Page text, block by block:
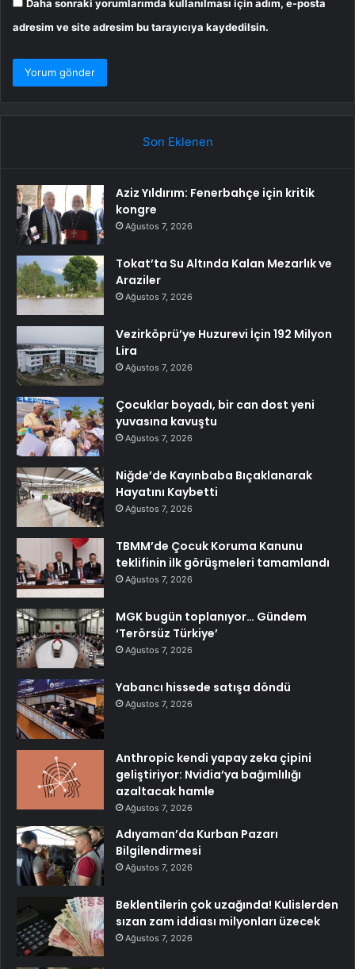
Daha sonraki yorumlarımda kullanılması için adım, e-posta
adresim ve site adresim bu tarayıcıya kaydedilsin.
Son Eklenen
Aziz Yıldırım: Fenerbahçe için kritik
kongre
Ağustos 7, 2026
Tokat’ta Su Altında Kalan Mezarlık ve
Araziler
Ağustos 7, 2026
Vezirköprü’ye Huzurevi İçin 192 Milyon
Lira
Ağustos 7, 2026
Çocuklar boyadı, bir can dost yeni
yuvasına kavuştu
Ağustos 7, 2026
Niğde’de Kayınbaba Bıçaklanarak
Hayatını Kaybetti
Ağustos 7, 2026
TBMM’de Çocuk Koruma Kanunu
teklifinin ilk görüşmeleri tamamlandı
Ağustos 7, 2026
MGK bugün toplanıyor… Gündem
‘Terörsüz Türkiye’
Ağustos 7, 2026
Yabancı hissede satışa döndü
Ağustos 7, 2026
Anthropic kendi yapay zeka çipini
geliştiriyor: Nvidia’ya bağımlılığı
azaltacak hamle
Ağustos 7, 2026
Adıyaman’da Kurban Pazarı
Bilgilendirmesi
Ağustos 7, 2026
Beklentilerin çok uzağında! Kulislerden
sızan zam iddiası milyonları üzecek
Ağustos 7, 2026